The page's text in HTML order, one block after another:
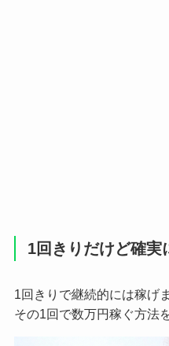
1回きりだけど確実
1回きりで継続的には稼げ
その1回で数万円稼ぐ方法